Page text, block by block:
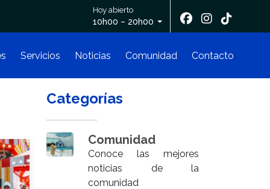
Hoy abierto
10h00 – 20h00
Servicios Noticias Comunidad Contacto
Categorías
Comunidad
Conoce las mejores
noticias de la
comunidad